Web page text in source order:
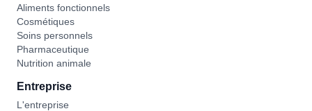
Aliments fonctionnels
Cosmétiques
Soins personnels
Pharmaceutique
Nutrition animale
Entreprise
L'entreprise